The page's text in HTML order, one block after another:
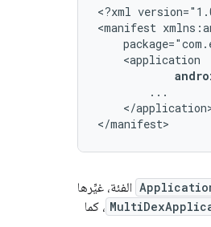
<?xml
<manifest
</
</manifest>
الفئة، غيِّرها
، كما